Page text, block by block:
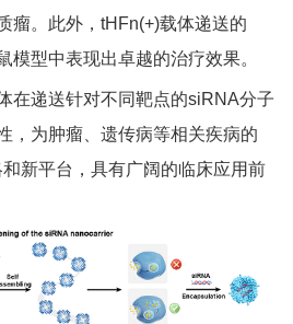
瘤。此外，tHFn(+)载体递送的
模型中表现出卓越的治疗效果。
在递送针对不同靶点的siRNA分子
，为肿瘤、遗传病等相关疾病的
新平台，具有广阔的临床应用前